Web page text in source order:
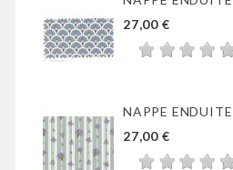
27,00 €
27,00 €